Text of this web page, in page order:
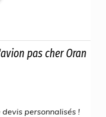
pas cher Oran
personnalisés !